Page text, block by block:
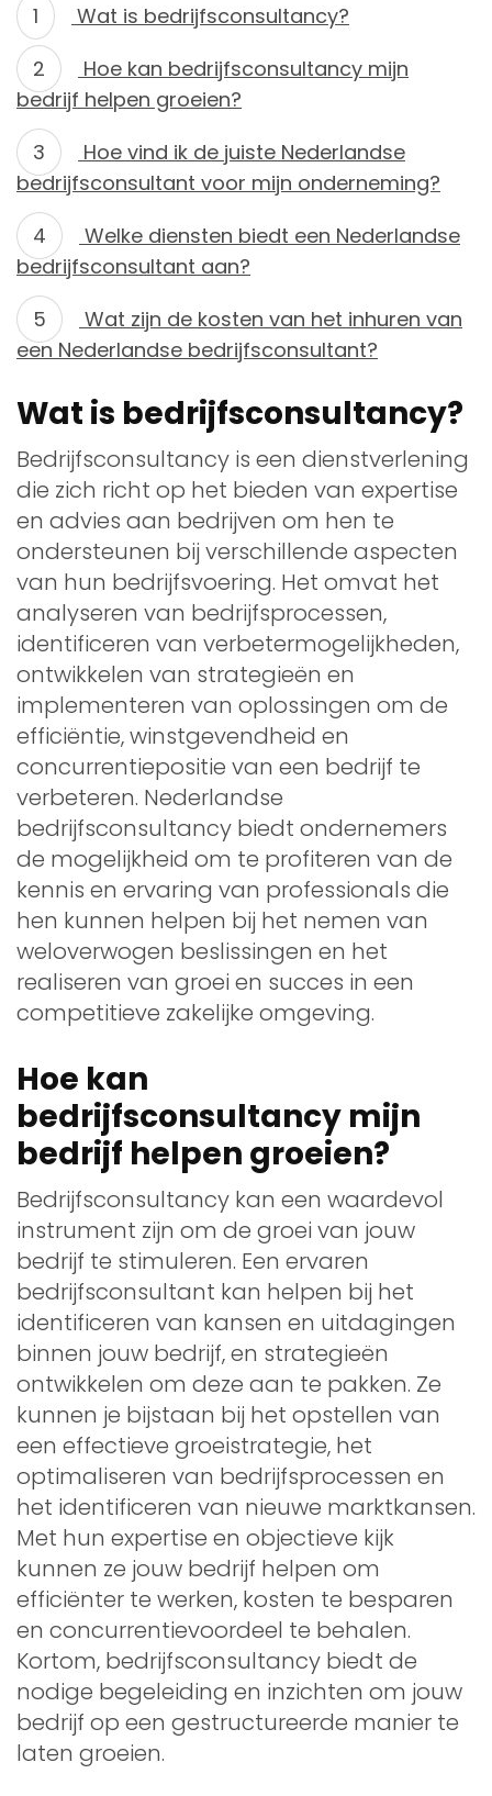
Wat is bedrijfsconsultancy?
Hoe kan bedrijfsconsultancy mijn
bedrijf helpen groeien?
Hoe vind ik de juiste Nederlandse
bedrijfsconsultant voor mijn onderneming?
Welke diensten biedt een Nederlandse
bedrijfsconsultant aan?
Wat zijn de kosten van het inhuren van
een Nederlandse bedrijfsconsultant?
Wat is bedrijfsconsultancy?
Bedrijfsconsultancy is een dienstverlening
die zich richt op het bieden van expertise
en advies aan bedrijven om hen te
ondersteunen bij verschillende aspecten
van hun bedrijfsvoering. Het omvat het
analyseren van bedrijfsprocessen,
identificeren van verbetermogelijkheden,
ontwikkelen van strategieën en
implementeren van oplossingen om de
efficiëntie, winstgevendheid en
concurrentiepositie van een bedrijf te
verbeteren. Nederlandse
bedrijfsconsultancy biedt ondernemers
de mogelijkheid om te profiteren van de
kennis en ervaring van professionals die
hen kunnen helpen bij het nemen van
weloverwogen beslissingen en het
realiseren van groei en succes in een
competitieve zakelijke omgeving.
Hoe kan
bedrijfsconsultancy mijn
bedrijf helpen groeien?
Bedrijfsconsultancy kan een waardevol
instrument zijn om de groei van jouw
bedrijf te stimuleren. Een ervaren
bedrijfsconsultant kan helpen bij het
identificeren van kansen en uitdagingen
binnen jouw bedrijf, en strategieën
ontwikkelen om deze aan te pakken. Ze
kunnen je bijstaan bij het opstellen van
een effectieve groeistrategie, het
optimaliseren van bedrijfsprocessen en
het identificeren van nieuwe marktkansen.
Met hun expertise en objectieve kijk
kunnen ze jouw bedrijf helpen om
efficiënter te werken, kosten te besparen
en concurrentievoordeel te behalen.
Kortom, bedrijfsconsultancy biedt de
nodige begeleiding en inzichten om jouw
bedrijf op een gestructureerde manier te
laten groeien.